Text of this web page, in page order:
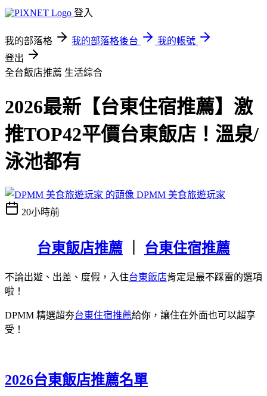
登入
我的部落格 我的部落格後台
我的帳號
登出
全台飯店推薦 生活綜合
2026最新【台東住宿推薦】激
推TOP42平價台東飯店！溫泉/
泳池都有
DPMM 美食旅遊玩家
20小時前
台東飯店推薦 台東住宿推薦
不論出遊、出差、度假，入住台東飯店肯定是最不踩雷的選項
啦！
DPMM 精選超夯台東住宿推薦給你，讓住在外面也可以超享
受！
2026台東飯店推薦名單